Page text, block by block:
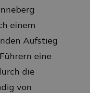
einem
Aufstieg
eine
die
von